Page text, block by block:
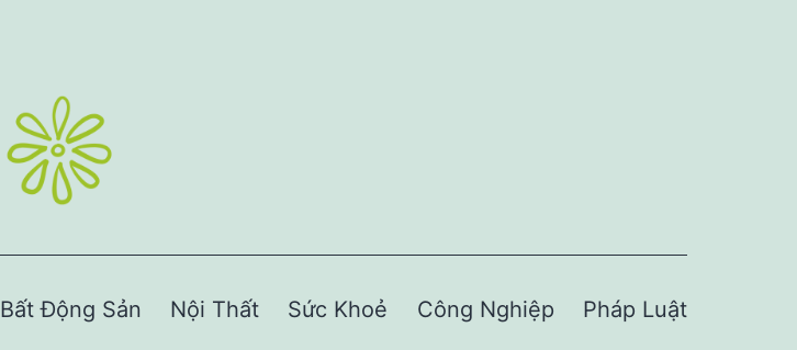
Bất Động Sản Nội Thất Sức Khoẻ Công Nghiệp Pháp Luật